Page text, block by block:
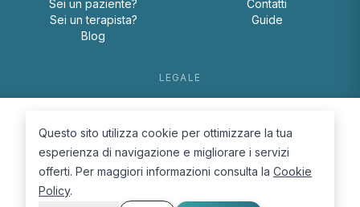
Sei un paziente?
Sei un terapista?
Blog
Contatti
Guide
LEGALE
Cookie Policy
Questo sito utilizza cookie per ottimizzare la tua
esperienza di navigazione e migliorare i servizi
offerti. Per maggiori informazioni consulta la Cookie
Policy.